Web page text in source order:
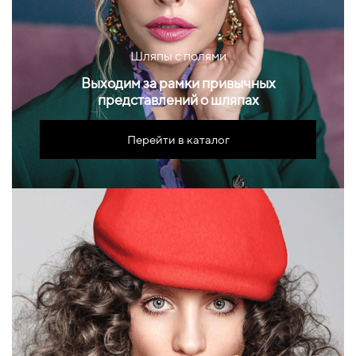
Шляпы с полями
Выходим за рамки привычных
представлений о шляпах
Перейти в каталог